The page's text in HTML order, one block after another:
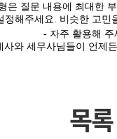
은 질문 내용에 최대한
정해주세요. 비슷한 고민
- 자주 활용해 주
사와 세무사님들이 언제
목록